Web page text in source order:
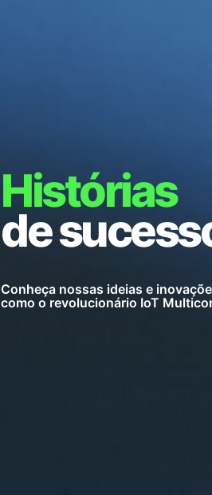
Histórias
de
Conheça nossas ideias e
como o revolucionário IoT